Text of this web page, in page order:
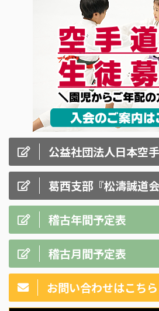
公益社団法人日本空
葛西支部『松濤誠道会
稽古年間予定表
稽古月間予定表
お問い合わせはこちら